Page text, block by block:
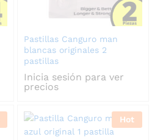
Pastillas Canguro man
blancas originales 2
pastillas
Inicia sesión para ver
precios
Hot